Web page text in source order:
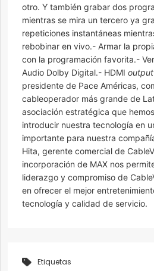
otro. Y también grabar dos
mientras se mira un tercero ya
repeticiones instantáneas
rebobinar en vivo.- Armar la
con la programación favorita.-
Audio Dolby Digital.- HDMI
presidente de Pace Américas,
cableoperador más grande de
asociación estratégica que
introducir nuestra tecnología en
importante para nuestra
Hita, gerente comercial de
incorporación de MAX nos
liderazgo y compromiso de
en ofrecer el mejor
tecnología y calidad de servicio.
Etiquetas